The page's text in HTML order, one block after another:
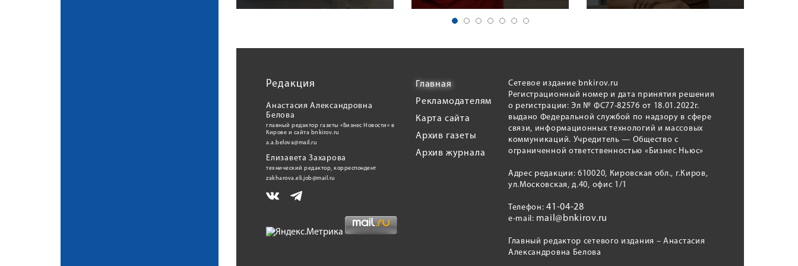
Редакция
Анастасия Александровна
Белова
главный редактор газеты «Бизнес Новости» в
Кирове и сайта bnkirov.ru
a.a.belova@mail.ru
Елизавета Захарова
технический редактор, корреспондент
zakharova.eli.job@mail.ru
Главная
Рекламодателям
Карта сайта
Архив газеты
Архив журнала
Сетевое издание bnkirov.ru
Регистрационный номер и дата принятия решения
о регистрации: Эл № ФС77-82576 от 18.01.2022г.
выдано Федеральной службой по надзору в сфере
связи, информационных технологий и массовых
коммуникаций. Учредитель — Общество с
ограниченной ответственностью «Бизнес Ньюс»
Адрес редакции: 610020, Кировская обл., г.Киров,
ул.Московская, д.40, офис 1/1
Телефон:41-04-28
e-mail: mail@bnkirov.ru
Главный редактор сетевого издания – Анастасия
Александровна Белова